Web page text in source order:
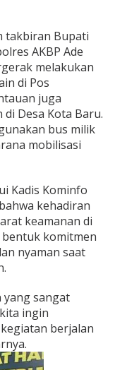
takbiran Bupati
AKBP Ade
melakukan
di Pos
juga
Desa Kota Baru.
bus milik
mobilisasi
Kadis Kominfo
kehadiran
keamanan di
komitmen
nyaman saat
yang sangat
ingin
berjalan